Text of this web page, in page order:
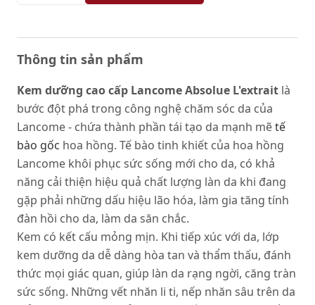
Thông tin sản phẩm
Kem dưỡng cao cấp Lancome Absolue L'extrait là
bước đột phá trong công nghệ chăm sóc da của
Lancome - chứa thành phần tái tạo da mạnh mẽtế
bào gốc hoa hồng. Tế bào tinh khiết của hoa hồng
Lancome khôi phục sức sống mới cho da, có khả
năng cải thiện hiệu quả chất lượng làn da khi đang
gặp phải những dấu hiệu lão hóa, làm gia tăng tính
đàn hồi cho da, làm da săn chắc.
Kem có kết cấu mỏng mịn. Khi tiếp xúc với da, lớp
kem dưỡng da dễ dàng hòa tan và thẩm thấu, đánh
thức mọi giác quan, giúp làn da rạng ngời, căng tràn
sức sống. Những vết nhăn li ti, nếp nhăn sâu trên da